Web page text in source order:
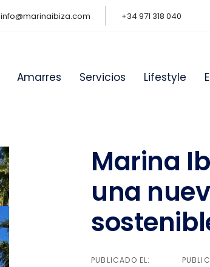
info@marinaibiza.com +34 971 318 040
Amarres Servicios Lifestyle
Marina
una
PUBLICADO EL: